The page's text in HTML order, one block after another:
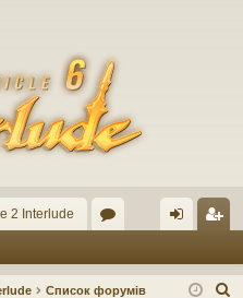
2 Interlude
ум д ст
Список форумів